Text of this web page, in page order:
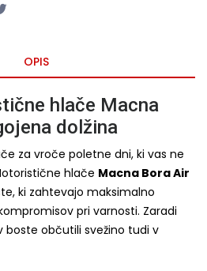
OPIS
hlače Macna
dolžina
za vroče poletne dni, ki vas ne
hlače Macna Bora Air
ki zahtevajo maksimalno
pri varnosti. Zaradi
boste občutili svežino tudi v